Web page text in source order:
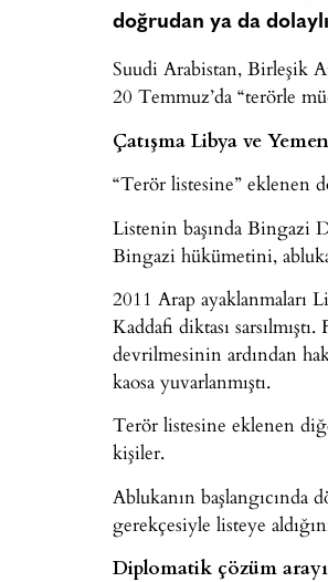
doğrudan ya da
Suudi Arabistan, Birleşik
20 Temmuz’da “terörle
Çatışma Libya ve
“Terör listesine” eklenen
Listenin başında Bingazi
Bingazi hükümetini,
2011 Arap ayaklanmaları
Kaddafi diktası
devrilmesinin ardından
kaosa yuvarlanmıştı.
Terör listesine eklenen
kişiler.
Ablukanın
gerekçesiyle listeye
Diplomatik çözüm